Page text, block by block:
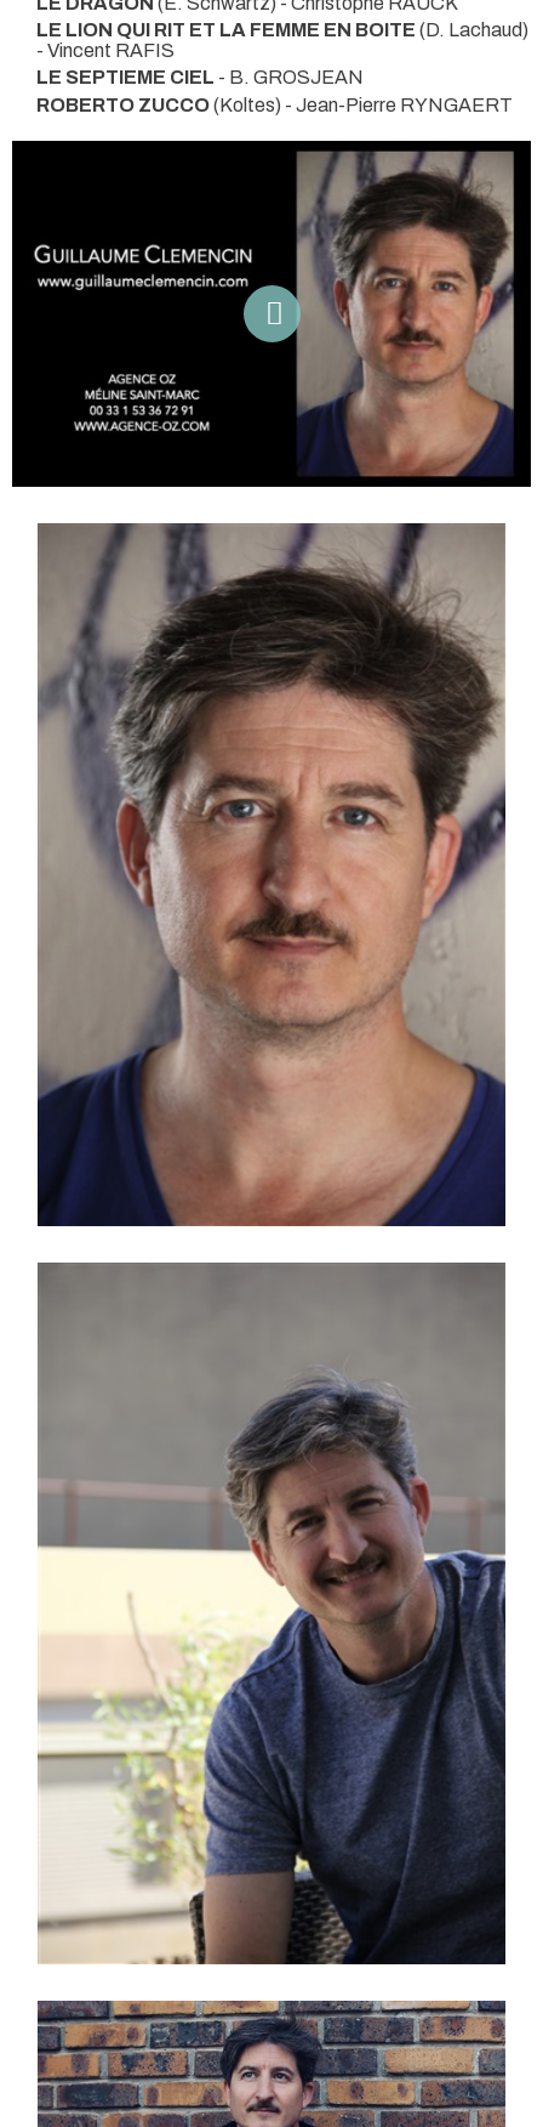
LE LION QUI RIT ET LA FEMME EN BOITE (D. Lachaud)
- Vincent RAFIS
LE SEPTIEME CIEL - B. GROSJEAN
ROBERTO ZUCCO(Koltes) - Jean-Pierre RYNGAERT